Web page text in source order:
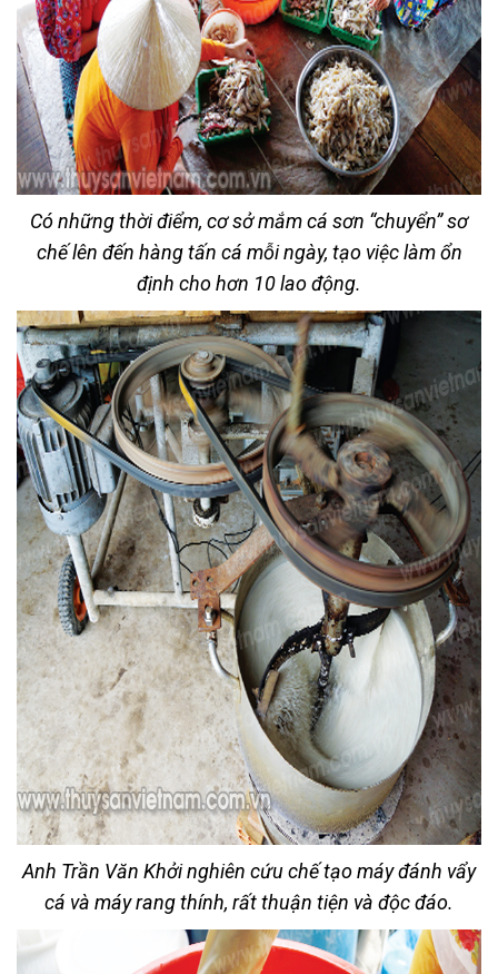
Có những thời điểm, cơ sở mắm cá sơn “chuyển” sơ
chế lên đến hàng tấn cá mỗi ngày, tạo việc làm ổn
định cho hơn 10 lao động.
Anh Trần Văn Khởi nghiên cứu chế tạo máy đánh vẩy
cá và máy rang thính, rất thuận tiện và độc đáo.